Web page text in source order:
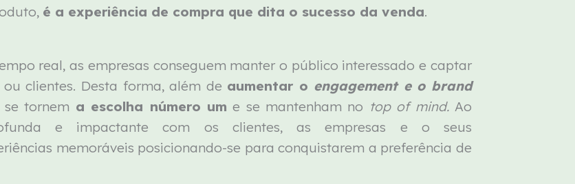
é a experiência de compra que dita o sucesso da venda.
real, as empresas conseguem manter o público interessado e captar
clientes. Desta forma, além de aumentar o engagement e o brand
tornem a escolha número um e se mantenham no top of mind.Ao
e impactante com os clientes, as empresas e o seus
memoráveis posicionando-se para conquistarem a preferência de